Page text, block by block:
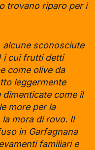
trovano riparo per i
alcune sconosciute
i cui frutti detti
come olive da
leggermente
come il
more per la
mora di rovo. Il
in Garfagnana
familiari e